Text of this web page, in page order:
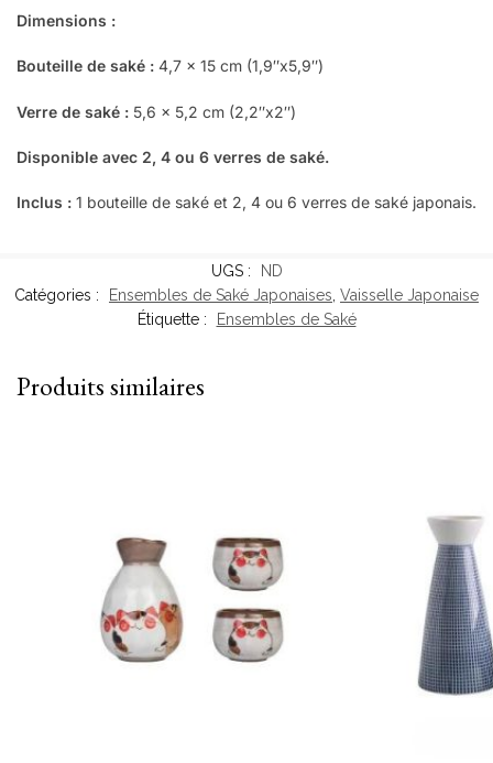
Dimensions :
Bouteille de saké : 4,7 x 15 cm (1,9″x5,9″)
Verre de saké : 5,6 x 5,2 cm (2,2″x2″)
Disponible avec 2, 4 ou 6 verres de saké.
Inclus : 1 bouteille de saké et 2, 4 ou 6 verres de saké japonais.
UGS :
ND
Catégories :
Ensembles de Saké Japonaises Vaisselle Japonaise
Étiquette :
Ensembles de Saké
Produits similaires